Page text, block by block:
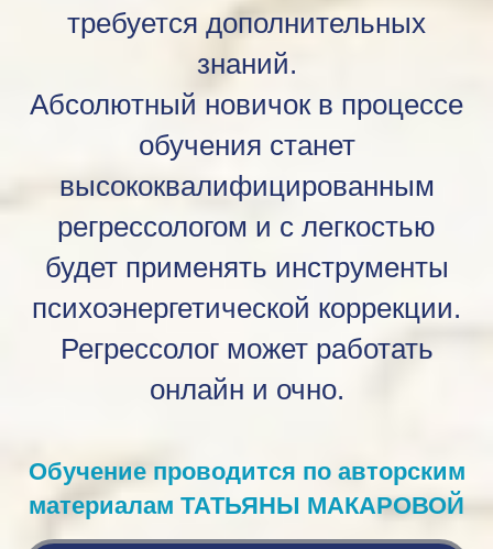
требуется дополнительных
знаний.
Абсолютный новичок в процессе
обучения станет
высококвалифицированным
регрессологом и с легкостью
будет применять инструменты
психоэнергетической коррекции.
Регрессолог может работать
онлайн и очно.
Обучение проводится по авторским
материалам ТАТЬЯНЫ МАКАРОВОЙ